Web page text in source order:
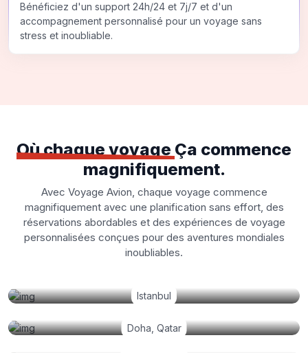
Bénéficiez d'un support 24h/24 et 7j/7 et d'un
accompagnement personnalisé pour un voyage sans
stress et inoubliable.
Où chaque voyage Ça commence
magnifiquement.
Avec Voyage Avion, chaque voyage commence
magnifiquement avec une planification sans effort, des
réservations abordables et des expériences de voyage
personnalisées conçues pour des aventures mondiales
inoubliables.
Istanbul
Doha, Qatar